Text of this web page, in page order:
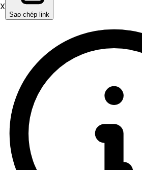
X
Sao chép link